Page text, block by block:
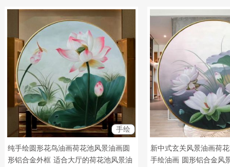
手绘
纯手绘圆形花鸟油画荷花池风景油画圆
形铝合金外框 适合大厅的荷花池风景油
新中式玄关风景油画荷
手绘油画 圆形铝合金风